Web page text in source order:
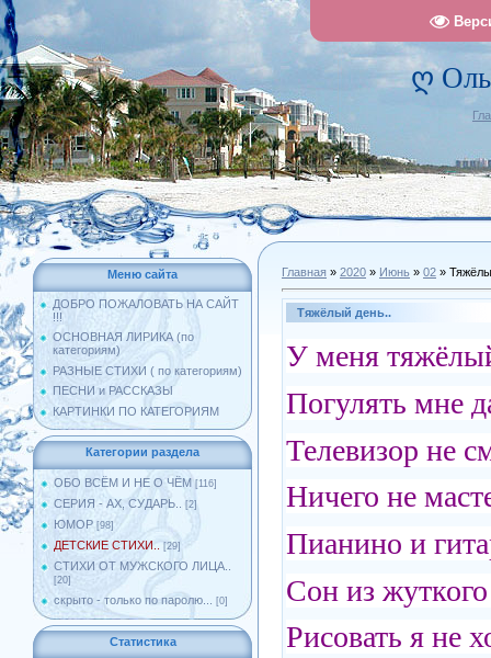
ღ
Меню сайта
ДОБРО ПОЖАЛОВАТЬ НА САЙТ
!!!
ОСНОВНАЯ ЛИРИКА (по
категориям)
РАЗНЫЕ СТИХИ ( по категориям)
ПЕСНИ и РАССКАЗЫ
КАРТИНКИ ПО КАТЕГОРИЯМ
Категории раздела
ОБО ВСЁМ И НЕ О ЧЁМ [116]
СЕРИЯ - АХ, СУДАРЬ.. [2]
ЮМОР [98]
ДЕТСКИЕ СТИХИ.. [29]
СТИХИ ОТ МУЖСКОГО ЛИЦА..
[20]
скрыто - только по паролю... [0]
Статистика
Главная » 2020 » Июнь » 02 »
Тяжёлый день..
У меня
Погулять мне
Телевизор не
Ничего не
Пианино и
Сон из
Рисовать я не